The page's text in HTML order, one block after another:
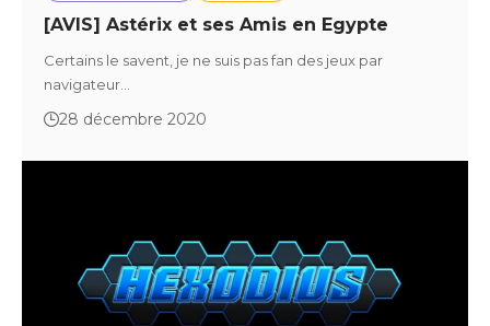
[AVIS] Astérix et ses Amis en Egypte
Certains le savent, je ne suis pas fan des jeux par
navigateur…
28 décembre 2020